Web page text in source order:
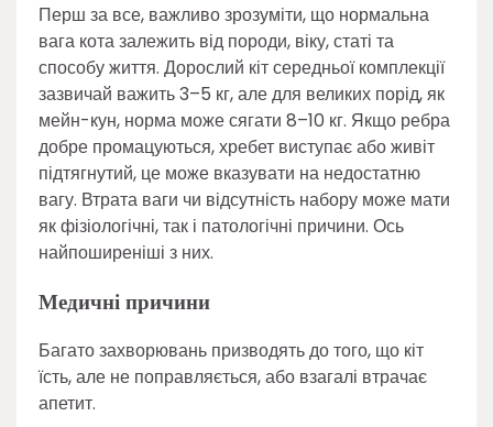
Перш за все, важливо зрозуміти, що нормальна
вага кота залежить від породи, віку, статі та
способу життя. Дорослий кіт середньої комплекції
зазвичай важить 3–5 кг, але для великих порід, як
мейн-кун, норма може сягати 8–10 кг. Якщо ребра
добре промацуються, хребет виступає або живіт
підтягнутий, це може вказувати на недостатню
вагу. Втрата ваги чи відсутність набору може мати
як фізіологічні, так і патологічні причини. Ось
найпоширеніші з них.
Медичні причини
Багато захворювань призводять до того, що кіт
їсть, але не поправляється, або взагалі втрачає
апетит.